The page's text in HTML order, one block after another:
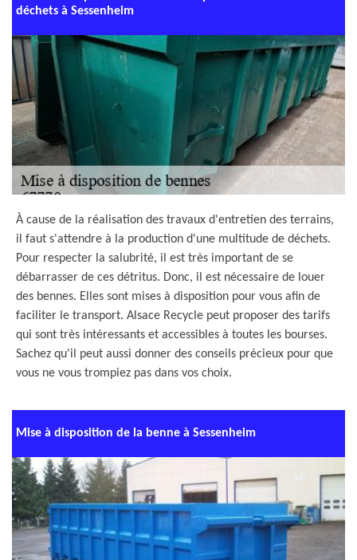
déchets à Sessenheim
À cause de la réalisation des travaux d'entretien des terrains,
il faut s'attendre à la production d'une multitude de déchets.
Pour respecter la salubrité, il est très important de se
débarrasser de ces détritus. Donc, il est nécessaire de louer
des bennes. Elles sont mises à disposition pour vous afin de
faciliter le transport. Alsace Recycle peut proposer des tarifs
qui sont très intéressants et accessibles à toutes les bourses.
Sachez qu'il peut aussi donner des conseils précieux pour que
vous ne vous trompiez pas dans vos choix.
Mise à disposition de la benne à Sessenheim